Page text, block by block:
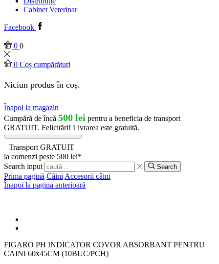
Cabinet Veterinar
Facebook
0 0
0 Coș cumpărături
Niciun produs în coș.
Înapoi la magazin
Cumpără de încă 500 lei pentru a beneficia de transport
GRATUIT. Felicitări! Livrarea este gratuită.
Transport GRATUIT
la comenzi peste 500 lei*
Search input
Search
Prima pagină CâiniAccesorii câini
Înapoi la pagina anterioară
FIGARO PH INDICATOR COVOR ABSORBANT PENTRU
CAINI 60x45CM (10BUC/PCH)